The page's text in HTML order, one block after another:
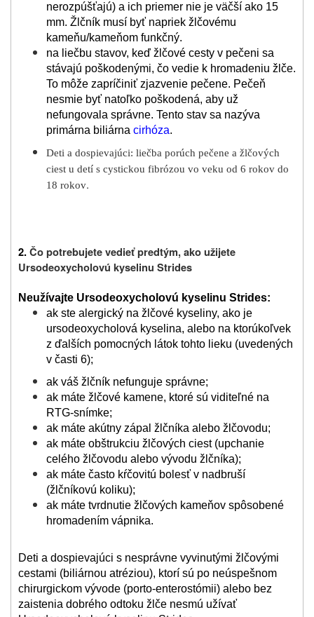
nerozpúšťajú) a ich priemer nie je väčší ako 15
mm. Žlčník musí byť napriek žlčovému
kameňu/kameňom funkčný.
na liečbu stavov, keď žlčové cesty v pečeni sa
stávajú poškodenými, čo vedie k hromadeniu žlče.
To môže zapríčiniť zjazvenie pečene. Pečeň
nesmie byť natoľko poškodená, aby už
nefungovala správne. Tento stav sa nazýva
primárna biliárna cirhóza.
Deti a dospievajúci: liečba porúch pečene a žlčových
ciest u detí s cystickou fibrózou vo veku od 6 rokov do
18 rokov.
2.Čo potrebujete vedieť predtým, ako užijete
Ursodeoxycholovú kyselinu Strides
Neužívajte Ursodeoxycholovú kyselinu Strides:
ak ste alergický na žlčové kyseliny, ako je
ursodeoxycholová kyselina, alebo na ktorúkoľvek
z ďalších pomocných látok tohto lieku (uvedených
v časti 6);
ak váš žlčník nefunguje správne;
ak máte žlčové kamene, ktoré sú viditeľné na
RTG-snímke;
ak máte akútny zápal žlčníka alebo žlčovodu;
ak máte obštrukciu žlčových ciest (upchanie
celého žlčovodu alebo vývodu žlčníka);
ak máte často kŕčovitú bolesť v nadbruší
(žlčníkovú koliku);
ak máte tvrdnutie žlčových kameňov spôsobené
hromadením vápnika.
Deti a dospievajúci s nesprávne vyvinutými žlčovými
cestami (biliárnou atréziou), ktorí sú po neúspešnom
chirurgickom vývode (porto-enterostómii) alebo bez
zaistenia dobrého odtoku žlče nesmú užívať